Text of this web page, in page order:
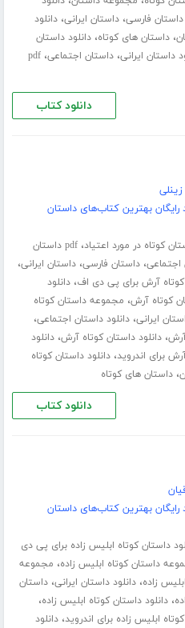
داستان فارسی،داستان ایرانی،دانلود
،داستان های کوتاه،دانلود داستان
داستان ایرانی،داستان اجتماعی،pdf
دانلود کتاب
رایگان بهترین کتاب‌های داستان
کوتاه در مورد اعتیاد،
pdf داستان
اجتماعی،داستان فارسی،داستان ایرانی،
کوتاه آرش برای پی دی اف،دانلود
کوتاه آرش، مجموعه داستان کوتاه
ایرانی،دانلود داستان اجتماعی،
،دانلود داستان کوتاه آرش،دانلود
برای اندروید،دانلود داستان کوتاه
،داستان های کوتاه
دانلود کتاب
رایگان بهترین کتاب‌های داستان
داستان کوتاه ابلیس زاده برای پی دی
داستان کوتاه ابلیس زاده، مجموعه
زاده،دانلود داستان ایرانی،داستان
،دانلود داستان کوتاه ابلیس زاده،
ابلیس زاده برای اندروید،دانلود